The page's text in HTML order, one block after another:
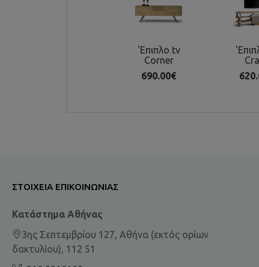
'Επιπλο tv
Corner
690.00€
ΣΤΟΙΧΕΊΑ ΕΠΙΚΟΙΝΩΝΊΑΣ
Κατάστημα Αθήνας
3ης Σεπτεμβρίου 127, Αθήνα (εκτός ορίων
δακτυλίου), 112 51